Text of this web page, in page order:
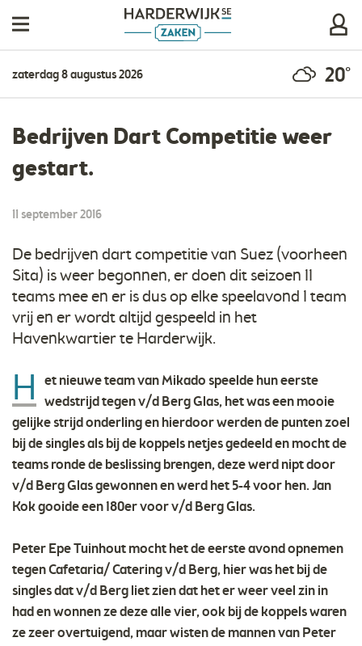
zaterdag 8 augustus 2026 20°
Bedrijven Dart Competitie weer
gestart.
11 september 2016
De bedrijven dart competitie van Suez (voorheen
Sita) is weer begonnen, er doen dit seizoen 11
teams mee en er is dus op elke speelavond 1 team
vrij en er wordt altijd gespeeld in het
Havenkwartier te Harderwijk.
H et nieuwe team van Mikado speelde hun eerste
wedstrijd tegen v/d Berg Glas, het was een mooie
gelijke strijd onderling en hierdoor werden de punten zoel
bij de singles als bij de koppels netjes gedeeld en mocht de
teams ronde de beslissing brengen, deze werd nipt door
v/d Berg Glas gewonnen en werd het 5-4 voor hen. Jan
Kok gooide een 180er voor v/d Berg Glas.
Peter Epe Tuinhout mocht het de eerste avond opnemen
tegen Cafetaria/ Catering v/d Berg, hier was het bij de
singles dat v/d Berg liet zien dat het er weer veel zin in
had en wonnen ze deze alle vier, ook bij de koppels waren
ze zeer overtuigend, maar wisten de mannen van Peter